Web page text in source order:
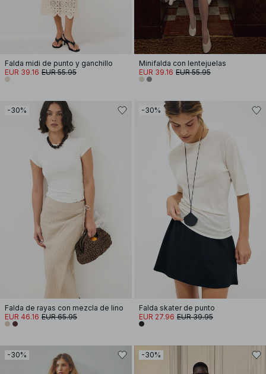
Falda midi de punto y ganchillo
EUR 39.16 EUR 55.95
Minifalda con lentejuelas
EUR 39.16 EUR 55.95
-30%
Falda de rayas con mezcla de lino
EUR 46.16 EUR 65.95
-30%
Falda skater de punto
EUR 27.96 EUR 39.95
-30% -30%